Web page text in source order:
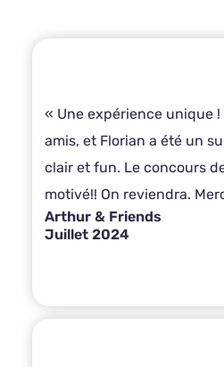
« Une expérience unique
amis, et Florian a été un
clair et fun. Le concours
motivé!! On reviendra.
Arthur & Friends
Juillet 2024